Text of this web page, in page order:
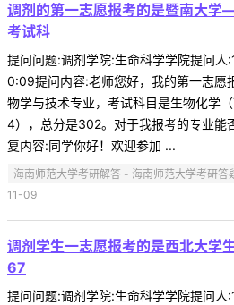
调剂的第一志愿报考的是暨南大
考试科
提问问题:调剂学院:生命科学学院提问
0:09提问内容:老师您好，我的第一志
物学与技术专业，考试科目是生物化学
4），总分是302。对于我报考的专业能
复内容:同学你好！欢迎参加 ...
海南师范大学考研解答 - 海南师范大学考研答
11-09
调剂学生一志愿报考的是西北大学
67
提问问题:调剂学院:生命科学学院提问